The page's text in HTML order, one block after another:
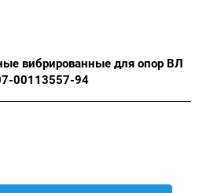
вибрированные для опор ВЛ
00113557-94